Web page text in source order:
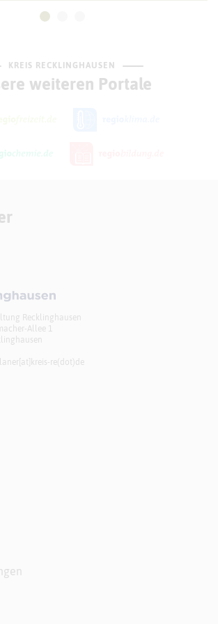
KREIS RECKLINGHAUSEN
weiteren Portale
Recklinghausen
Allee 1
re(dot)de